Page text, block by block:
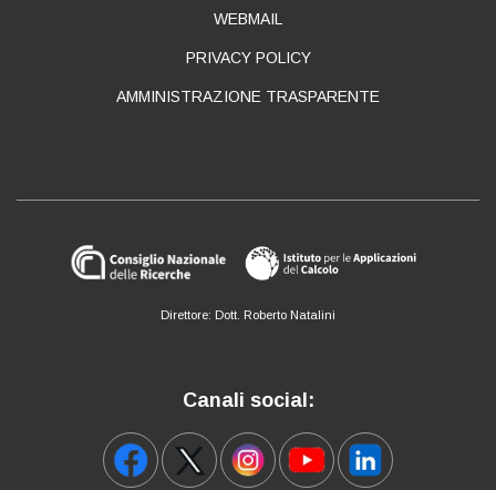
WEBMAIL
PRIVACY POLICY
AMMINISTRAZIONE TRASPARENTE
Direttore: Dott. Roberto Natalini
Canali social: